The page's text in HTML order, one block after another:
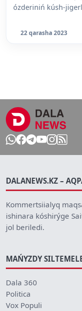
ózderiniń kúsh-
22 qarasha 2023
DALANEWS.KZ –
Kommertsiialyq
ishinara kóshirýge
jol beriledi.
MAŃYZDY
Dala 360
Politica
Vox Populi